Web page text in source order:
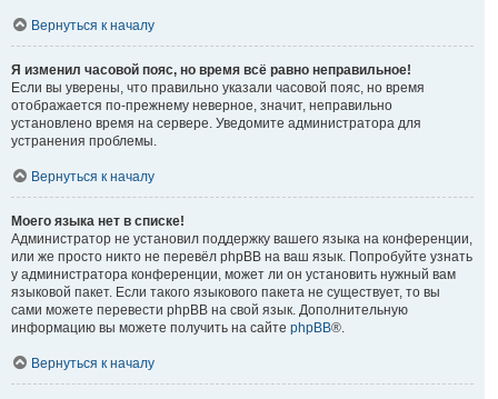
Вернуться к началу
Я изменил часовой пояс, но время всё равно неправильное!
Если вы уверены, что правильно указали часовой пояс, но время
отображается по-прежнему неверное, значит, неправильно
установлено время на сервере. Уведомите администратора для
устранения проблемы.
Вернуться к началу
Моего языка нет в списке!
Администратор не установил поддержку вашего языка на конференции,
или же просто никто не перевёл phpBB на ваш язык. Попробуйте узнать
у администратора конференции, может ли он установить нужный вам
языковой пакет. Если такого языкового пакета не существует, то вы
сами можете перевести phpBB на свой язык. Дополнительную
информацию вы можете получить на сайте phpBB®.
Вернуться к началу